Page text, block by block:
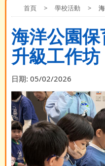
首頁 > 學校活動 >
海洋公園
升級工作坊
日期: 05/02/2026